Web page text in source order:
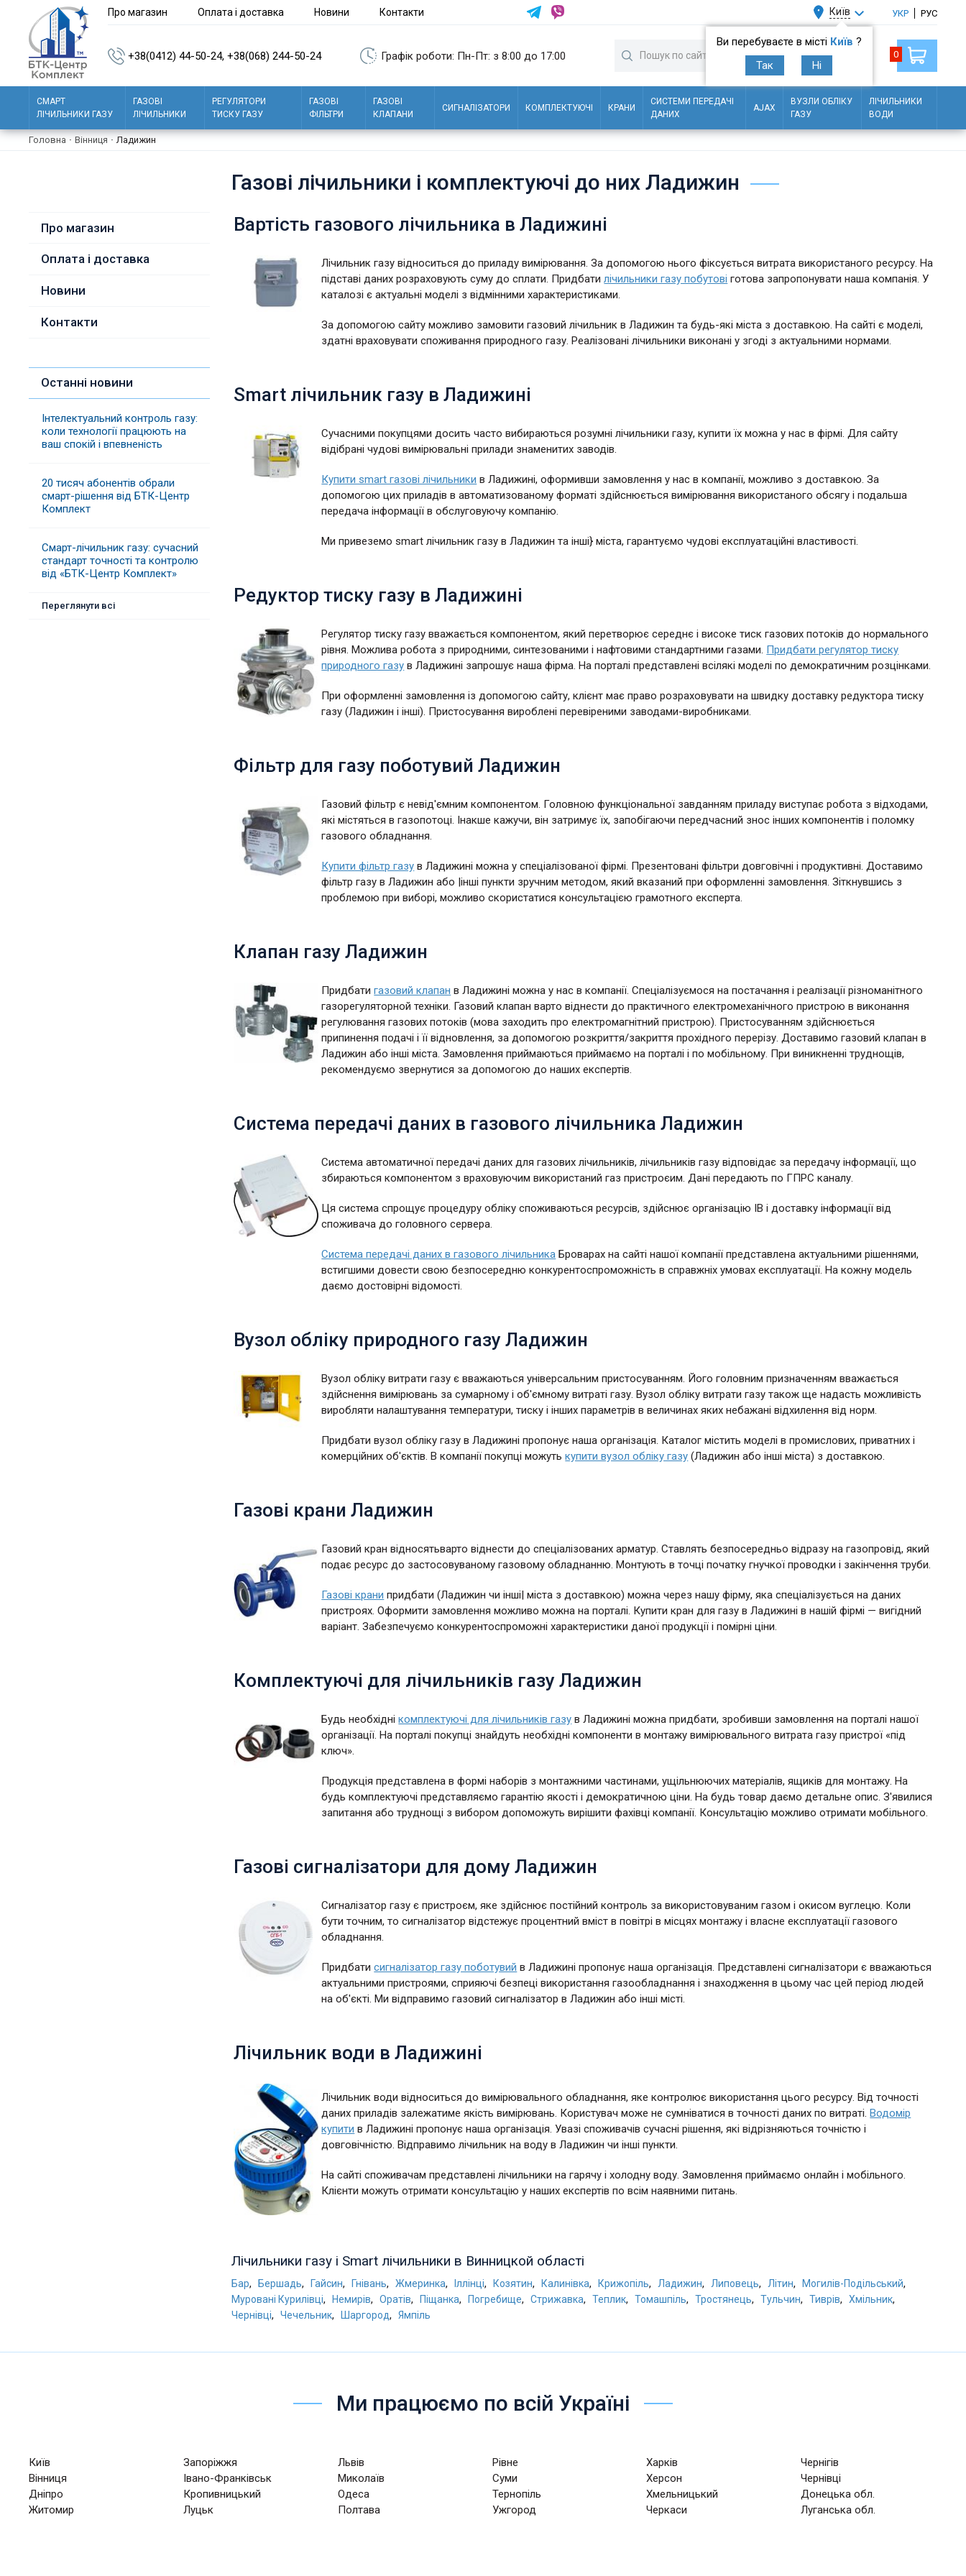
Про магазин Оплата і доставка Новини Контакти Київ
Ви перебуваєте в місті Київ ?
Так
Ні
УКР РУС
+38(0412) 44-50-24, +38(068) 244-50-24 Графік роботи: Пн-Пт: з 8:00 до 17:00 0
СМАРТ
ЛІЧИЛЬНИКИ ГАЗУ
ГАЗОВІ
ЛІЧИЛЬНИКИ
РЕГУЛЯТОРИ
ТИСКУ ГАЗУ
ГАЗОВІ
ФІЛЬТРИ
ГАЗОВІ
КЛАПАНИ
СИГНАЛІЗАТОРИ КОМПЛЕКТУЮЧІ КРАНИ
СИСТЕМИ ПЕРЕДАЧІ
ДАНИХ
AJAX
ВУЗЛИ ОБЛІКУ
ГАЗУ
ЛІЧИЛЬНИКИ
ВОДИ
Головна · Вінниця · Ладижин
Про магазин
Оплата і доставка
Новини
Контакти
Останні новини
Інтелектуальний контроль газу:
коли технології працюють на
ваш спокій і впевненість
20 тисяч абонентів обрали
смарт-рішення від БТК-Центр
Комплект
Смарт-лічильник газу: сучасний
стандарт точності та контролю
від «БТК-Центр Комплект»
Переглянути всі
Газові лічильники і комплектуючі до них Ладижин
Вартість газового лічильника в Ладижині
Лічильник газу відноситься до приладу вимірювання. За допомогою нього фіксується витрата використаного ресурсу. На
підставі даних розраховують суму до сплати. Придбатилічильники газу побутові готова запропонувати наша компанія. У
каталозі є актуальні моделі з відмінними характеристиками.
За допомогою сайту можливо замовити газовий лічильник в Ладижин та будь-які міста з доставкою. На сайті є моделі,
здатні враховувати споживання природного газу. Реалізовані лічильники виконані у згоді з актуальними нормами.
Smart лічильник газу в Ладижині
Сучасними покупцями досить часто вибираються розумні лічильники газу, купити їх можна у нас в фірмі. Для сайту
відібрані чудові вимірювальні прилади знаменитих заводів.
Купити smart газові лічильники в Ладижині, оформивши замовлення у нас в компанії, можливо з доставкою. За
допомогою цих приладів в автоматизованому форматі здійснюється вимірювання використаного обсягу і подальша
передача інформації в обслуговуючу компанію.
Ми привеземо smart лічильник газу в Ладижин та інші} міста, гарантуємо чудові експлуатаційні властивості.
Редуктор тиску газу в Ладижині
Регулятор тиску газу вважається компонентом, який перетворює середнє і високе тиск газових потоків до нормального
рівня. Можлива робота з природними, синтезованими і нафтовими стандартними газами. Придбати регулятор тиску
природного газу в Ладижині запрошує наша фірма. На порталі представлені всілякі моделі по демократичним розцінками.
При оформленні замовлення із допомогою сайту, клієнт має право розраховувати на швидку доставку редуктора тиску
газу (Ладижин і інші). Пристосування вироблені перевіреними заводами-виробниками.
Фільтр для газу поботувий Ладижин
Газовий фільтр є невід'ємним компонентом. Головною функціональної завданням приладу виступає робота з відходами,
які містяться в газопотоці. Інакше кажучи, він затримує їх, запобігаючи передчасний знос інших компонентів і поломку
газового обладнання.
Купити фільтр газу в Ладижині можна у спеціалізованої фірмі. Презентовані фільтри довговічні і продуктивні. Доставимо
фільтр газу в Ладижин або |інші пункти зручним методом, який вказаний при оформленні замовлення. Зіткнувшись з
проблемою при виборі, можливо скористатися консультацією грамотного експерта.
Клапан газу Ладижин
Придбатигазовий клапан в Ладижині можна у нас в компанії. Спеціалізуємося на постачання і реалізації різноманітного
газорегуляторной техніки. Газовий клапан варто віднести до практичного електромеханічного пристрою в виконання
регулювання газових потоків (мова заходить про електромагнітний пристрою). Пристосуванням здійснюється
припинення подачі і її відновлення, за допомогою розкриття/закриття прохідного перерізу. Доставимо газовий клапан в
Ладижин або інші міста. Замовлення приймаються приймаємо на порталі і по мобільному. При виникненні труднощів,
рекомендуємо звернутися за допомогою до наших експертів.
Система передачі даних в газового лічильника Ладижин
Система автоматичної передачі даних для газових лічильників, лічильників газу відповідає за передачу інформації, що
збираються компонентом з враховуючим використаний газ пристроєим. Дані передають по ГПРС каналу.
Ця система спрощує процедуру обліку споживаються ресурсів, здійснює організацію ІВ і доставку інформації від
споживача до головного сервера.
Система передачі даних в газового лічильника Броварах на сайті нашої компанії представлена актуальними рішеннями,
встигшими довести свою безпосередню конкурентоспроможність в справжніх умовах експлуатації. На кожну модель
даємо достовірні відомості.
Вузол обліку природного газу Ладижин
Вузол обліку витрати газу є вважаються універсальним пристосуванням. Його головним призначенням вважається
здійснення вимірювань за сумарному і об'ємному витраті газу. Вузол обліку витрати газу також ще надасть можливість
виробляти налаштування температури, тиску і інших параметрів в величинах яких небажані відхилення від норм.
Придбати вузол обліку газу в Ладижині пропонує наша організація. Каталог містить моделі в промислових, приватних і
комерційних об'єктів. В компанії покупці можутькупити вузол обліку газу (Ладижин або інші міста) з доставкою.
Газові крани Ладижин
Газовий кран відносятьварто віднести до спеціалізованих арматур. Ставлять безпосередньо відразу на газопровід, який
подає ресурс до застосовуваному газовому обладнанню. Монтують в точці початку гнучкої проводки і закінчення труби.
Газові крани придбати (Ладижин чи інші| міста з доставкою) можна через нашу фірму, яка спеціалізується на даних
пристроях. Оформити замовлення можливо можна на порталі. Купити кран для газу в Ладижині в нашій фірмі — вигідний
варіант. Забезпечуємо конкурентоспроможні характеристики даної продукції і помірні ціни.
Комплектуючі для лічильників газу Ладижин
Будь необхіднікомплектуючі для лічильників газу в Ладижині можна придбати, зробивши замовлення на порталі нашої
організації. На порталі покупці знайдуть необхідні компоненти в монтажу вимірювального витрата газу пристрої «під
ключ».
Продукція представлена в формі наборів з монтажними частинами, ущільнюючих матеріалів, ящиків для монтажу. На
будь комплектуючі представляємо гарантію якості і демократичною ціни. На будь товар даємо детальне опис. З'явилися
запитання або труднощі з вибором допоможуть вирішити фахівці компанії. Консультацію можливо отримати мобільного.
Газові сигналізатори для дому Ладижин
Сигналізатор газу є пристроєм, яке здійснює постійний контроль за використовуваним газом і окисом вуглецю. Коли
бути точним, то сигналізатор відстежує процентний вміст в повітрі в місцях монтажу і власне експлуатації газового
обладнання.
Придбатисигналізатор газу поботувий в Ладижині пропонує наша організація. Представлені сигналізатори є вважаються
актуальними пристроями, сприяючі безпеці використання газообладнання і знаходження в цьому час цей період людей
на об'єкті. Ми відправимо газовий сигналізатор в Ладижин або інші місті.
Лічильник води в Ладижині
Лічильник води відноситься до вимірювального обладнання, яке контролює використання цього ресурсу. Від точності
даних приладів залежатиме якість вимірювань. Користувач може не сумніватися в точності даних по витраті.Водомір
купити в Ладижині пропонує наша організація. Увазі споживачів сучасні рішення, які відрізняються точністю і
довговічністю. Відправимо лічильник на воду в Ладижин чи інші пункти.
На сайті споживачам представлені лічильники на гарячу і холодну воду. Замовлення приймаємо онлайн і мобільного.
Клієнти можуть отримати консультацію у наших експертів по всім наявними питань.
Лічильники газу і Smart лічильники в Винницкой області
Бар, Бершадь, Гайсин, Гнівань, Жмеринка, Іллінці, Козятин, Калинівка, Крижопіль, Ладижин, Липовець, Літин, Могилів-Подільський,
Муровані Курилівці, Немирів, Оратів, Піщанка, Погребище, Стрижавка, Теплик, Томашпіль, Тростянець, Тульчин, Тиврів, Хмільник,
Чернівці, Чечельник, Шаргород, Ямпіль
Ми працюємо по всій Україні
Київ Запоріжжя Львів Рівне Харків
Чернігів
Вінниця
Івано-Франківськ Миколаїв Суми Херсон
Чернівці
Дніпро
Кропивницький Одеса Тернопіль Хмельницький
Донецька обл.
Житомир
Луцьк Полтава Ужгород Черкаси Луганська обл.